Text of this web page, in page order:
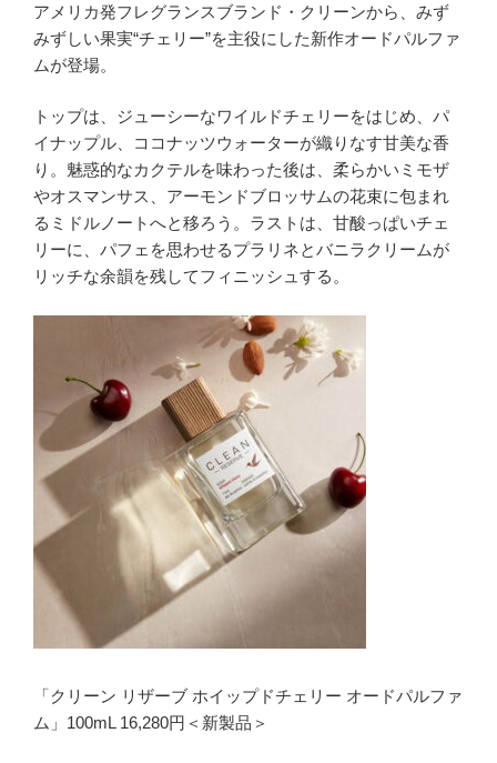
アメリカ発フレグランスブランド・クリーンから、みず
みずしい果実“チェリー”を主役にした新作オードパルファ
ムが登場。
トップは、ジューシーなワイルドチェリーをはじめ、パ
イナップル、ココナッツウォーターが織りなす甘美な香
り。魅惑的なカクテルを味わった後は、柔らかいミモザ
やオスマンサス、アーモンドブロッサムの花束に包まれ
るミドルノートへと移ろう。ラストは、甘酸っぱいチェ
リーに、パフェを思わせるプラリネとバニラクリームが
リッチな余韻を残してフィニッシュする。
「クリーン リザーブ ホイップドチェリー オードパルファ
ム」100mL 16,280円＜新製品＞